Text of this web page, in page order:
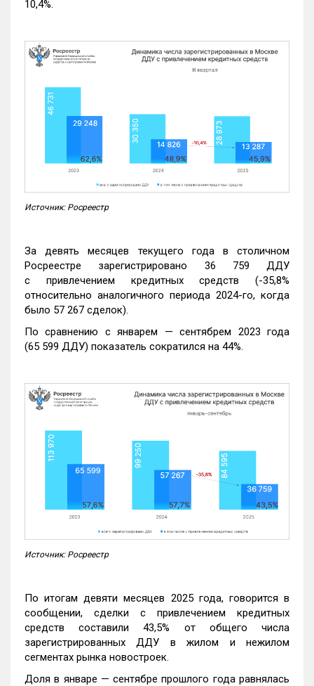
10,4%.
Источник: Росреестр
За девять месяцев текущего года в столичном
Росреестре зарегистрировано 36 759 ДДУ
с привлечением кредитных средств (-35,8%
относительно аналогичного периода 2024-го, когда
было 57 267 сделок).
По сравнению с январем — сентябрем 2023 года
(65 599 ДДУ) показатель сократился на 44%.
Источник: Росреестр
По итогам девяти месяцев 2025 года, говорится в
сообщении, сделки с привлечением кредитных
средств составили 43,5% от общего числа
зарегистрированных ДДУ в жилом и нежилом
сегментах рынка новостроек.
Доля в январе — сентябре прошлого года равнялась